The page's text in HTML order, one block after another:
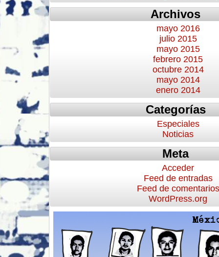
Archivos
mayo 2016
julio 2015
mayo 2015
febrero 2015
octubre 2014
mayo 2014
enero 2014
Categorías
Especiales
Noticias
Meta
Acceder
Feed de entradas
Feed de comentarios
WordPress.org